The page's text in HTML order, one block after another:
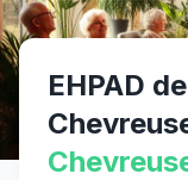
EHPAD